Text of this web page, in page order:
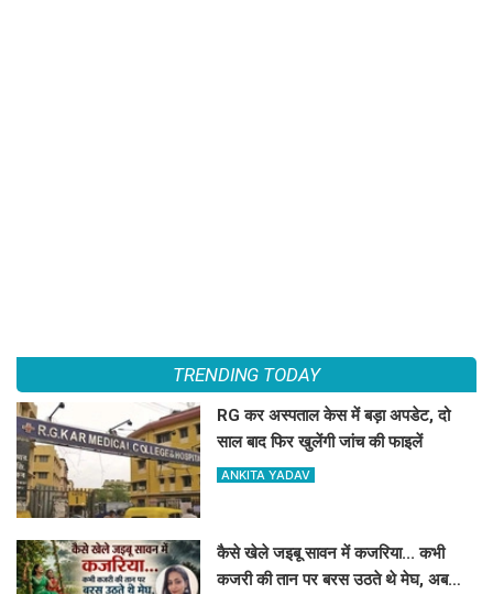
TRENDING TODAY
RG कर अस्पताल केस में बड़ा अपडेट, दो
साल बाद फिर खुलेंगी जांच की फाइलें
ANKITA YADAV
कैसे खेले जइबू सावन में कजरिया... कभी
कजरी की तान पर बरस उठते थे मेघ, अब